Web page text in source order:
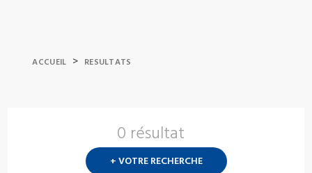
ACCUEIL > RESULTATS
0 résultat
+ VOTRE RECHERCHE